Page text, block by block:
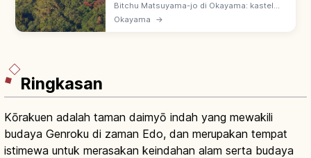
Bitchu Matsuyama-jo di Okayama: kastel
gunung di puncak Gagyu-zan 430 m, satu-
satunya kastel gunung dari 12 menara asli
Okayama →
Ringkasan
Kōrakuen adalah taman daimyō indah yang mewakili
budaya Genroku di zaman Edo, dan merupakan tempat
istimewa untuk merasakan keindahan alam serta budaya